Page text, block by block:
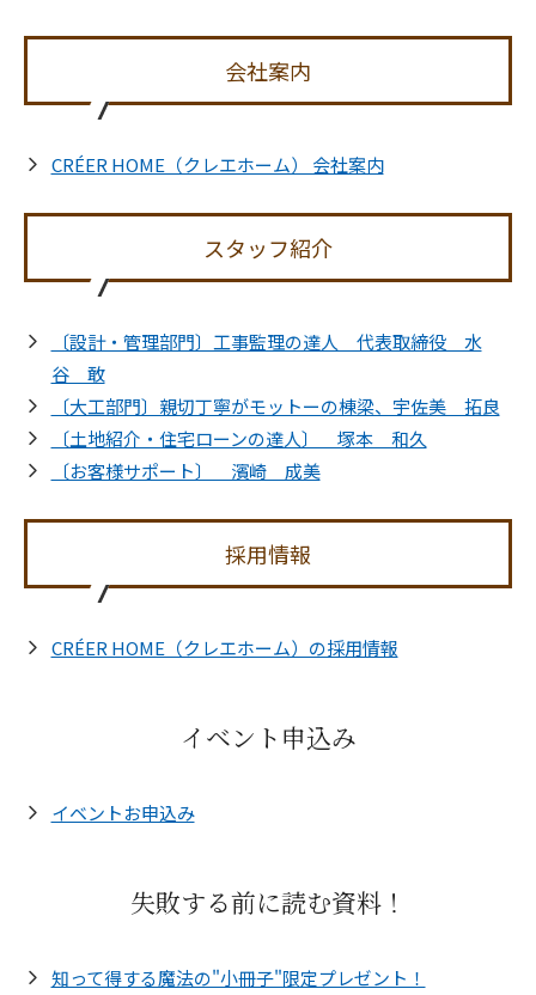
会社案内
CRÉER HOME（クレエホーム） 会社案内
スタッフ紹介
〔設計・管理部門〕工事監理の達人 代表取締役 水
谷 敢
〔大工部門〕親切丁寧がモットーの棟梁、宇佐美 拓良
〔土地紹介・住宅ローンの達人〕 塚本 和久
〔お客様サポート〕 濱崎 成美
採用情報
CRÉER HOME（クレエホーム）の採用情報
イベント申込み
イベントお申込み
失敗する前に読む資料！
知って得する魔法の"小冊子"限定プレゼント！